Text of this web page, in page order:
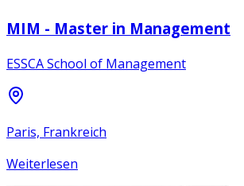
MIM - Master in Management
ESSCA School of Management
Paris, Frankreich
Weiterlesen